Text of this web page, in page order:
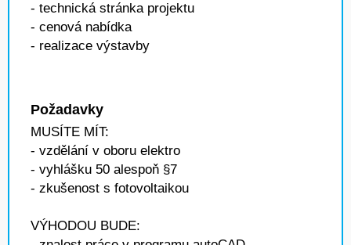
- technická stránka projektu
- cenová nabídka
- realizace výstavby
Požadavky
MUSÍTE MÍT:
- vzdělání v oboru elektro
- vyhlášku 50 alespoň §7
- zkušenost s fotovoltaikou
VÝHODOU BUDE: